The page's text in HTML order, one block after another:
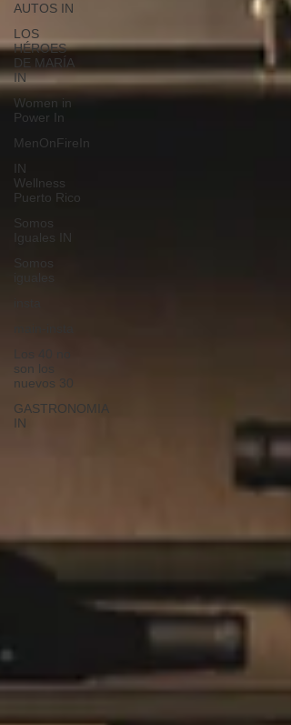
AUTOS IN
LOS
HÉROES
DE MARÍA
IN
Women in
Power In
MenOnFireIn
IN
Wellness
Puerto Rico
Somos
Iguales IN
Somos
son los
nuevos 30
GASTRONOMIA
IN